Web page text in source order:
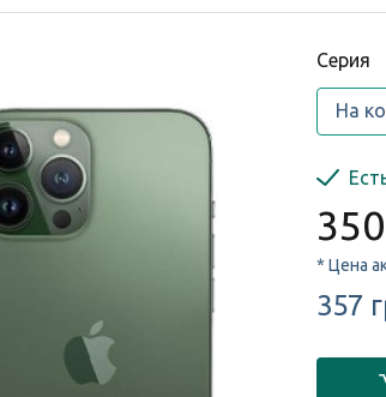
Cерия
На
* Цена
357